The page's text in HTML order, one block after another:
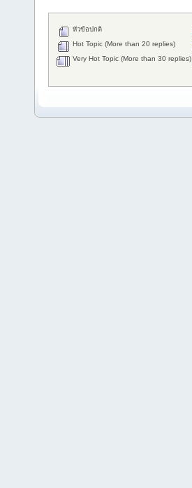
หัวข้อปกติ
Hot Topic (More than 20 replies)
Very Hot Topic (More than 30 replies)